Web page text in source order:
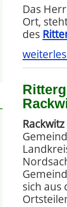
Das
Ort,
des
Rackwitz
sich aus